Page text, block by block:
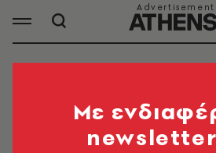
ΕΠΙΣΤΟΛΕΣ
Mε